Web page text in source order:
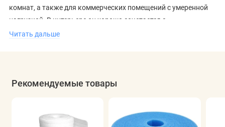
комнат, а также для коммерческих помещений с умеренной
нагрузкой. В интерьере он хорошо сочетается с
натуральными материалами, тёплой мебелью и спокойной
Читать дальше
Рекомендуемые товары